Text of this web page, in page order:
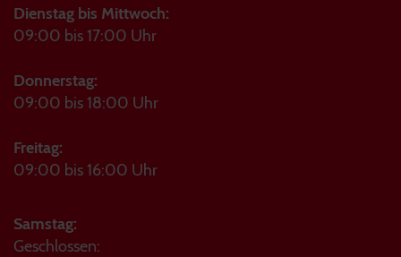
Dienstag bis Mittwoch:
09:00 bis 17:00 Uhr
Donnerstag:
09:00 bis 18:00 Uhr
Freitag:
09:00 bis 16:00 Uhr
Samstag:
Geschlossen: